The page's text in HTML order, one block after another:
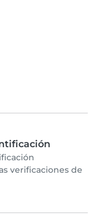
verificaciones de